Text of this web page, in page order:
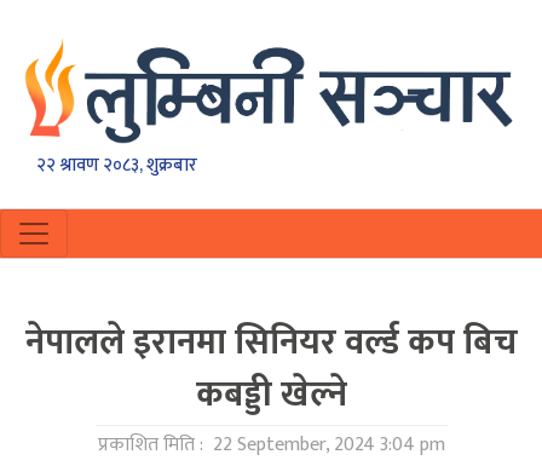
२२ श्रावण २०८३, शुक्रबार
नेपालले इरानमा सिनियर वर्ल्ड कप बिच
कबड्डी खेल्ने
प्रकाशित मिति : 22 September, 2024 3:04 pm